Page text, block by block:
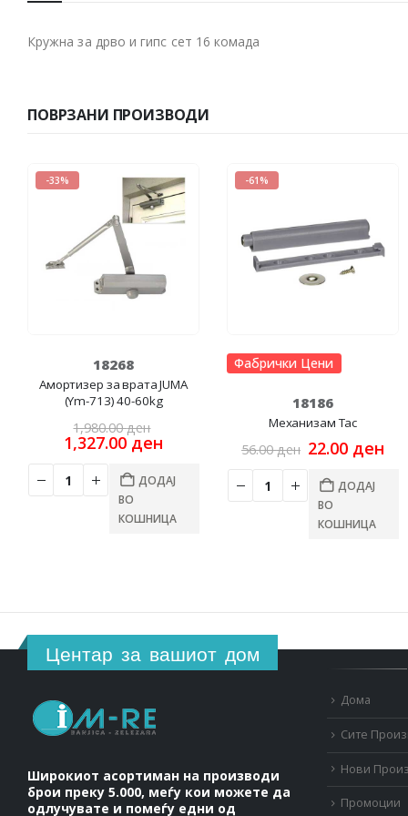
Кружна за дрво и гипс сет 16 комада
ПОВРЗАНИ ПРОИЗВОДИ
-33%
18268
Амортизер за врата JUMA
(Ym-713) 40-60kg
1,980.00ден
price
1,980.00 ден.
1,327.00ден
is:
1,327.00 ден.
ДОДАЈ
ВО
КОШНИЦА
-61%
Фабрички Цени
18186
Механизам Таc
56.00ден Original
was:
56.00 ден.
22.00 ден
ДОДАЈ
ВО
КОШНИЦА
Центар за вашиот дом
Широкиот асортиман на производи
брои преку 5.000, меѓу кои можете да
одлучувате и помеѓу едни од
Дома
Сите
Нови
Промоции